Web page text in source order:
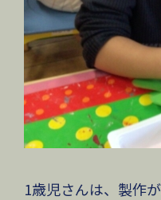
1歳児さんは、製作